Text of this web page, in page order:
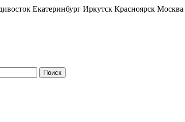
Екатеринбург Иркутск Красноярск Москва